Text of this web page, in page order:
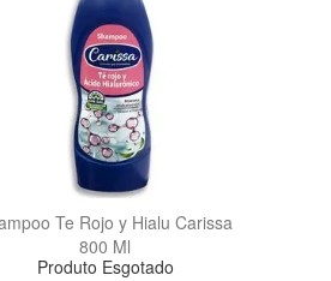
Te Rojo y Hialu Carissa
800 Ml
Produto Esgotado